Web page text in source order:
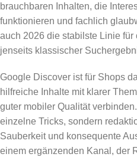
brauchbaren Inhalten, die
funktionieren und fachlich
auch 2026 die stabilste Linie
jenseits klassischer
Google Discover ist für Shops
hilfreiche Inhalte mit klarer
guter mobiler Qualität
einzelne Tricks, sondern
Sauberkeit und konsequente
einem ergänzenden Kanal, der